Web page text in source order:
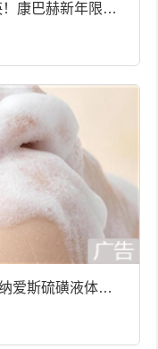
康巴赫新年限定
元
爱斯硫磺液体香